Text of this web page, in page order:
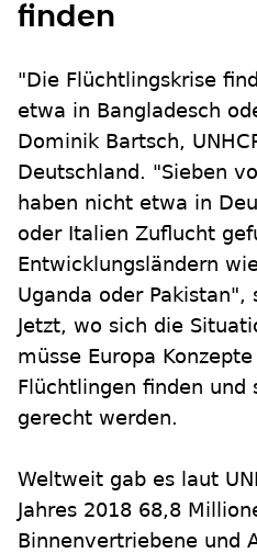
finden
"Die Flüchtlingskrise
etwa in Bangladesch
Dominik Bartsch,
Deutschland. "Sieben
haben nicht etwa in
oder Italien Zuflucht
Entwicklungsländern
Uganda oder Pakistan",
Jetzt, wo sich die
müsse Europa
Flüchtlingen finden und
gerecht werden.
Weltweit gab es laut
Jahres 2018 68,8
Binnenvertriebene und